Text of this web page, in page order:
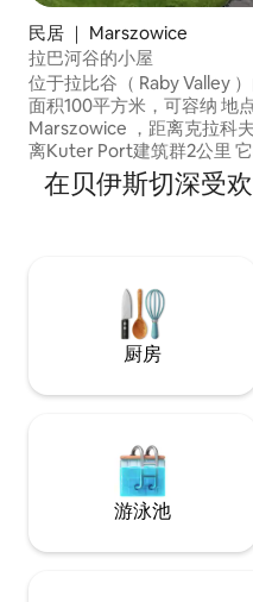
民居 ｜ Marszowice
拉巴河谷的小屋
位于拉比谷（ Raby Valley
面积100平方米，可容纳 地
Marszowice ，距离克拉科
离Kuter Port建筑群2公里 它提供
：双人床 * 二楼的 2 号卧室：两张双人床 *
起居室：电视、1张沙发、空调
在贝伊斯切深受
厨房
游泳池